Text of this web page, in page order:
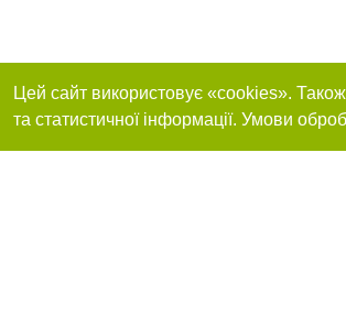
Цей сайт використовує «cookies». Також
та статистичної інформації. Умови